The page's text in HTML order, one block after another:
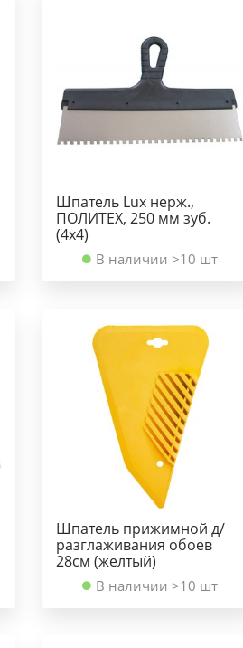
Шпатель Lux нерж.,
ПОЛИТЕХ, 250 мм зуб.
(4х4)
В наличии >10 шт
Шпатель прижимной д/
разглаживания обоев
28см (желтый)
В наличии >10 шт